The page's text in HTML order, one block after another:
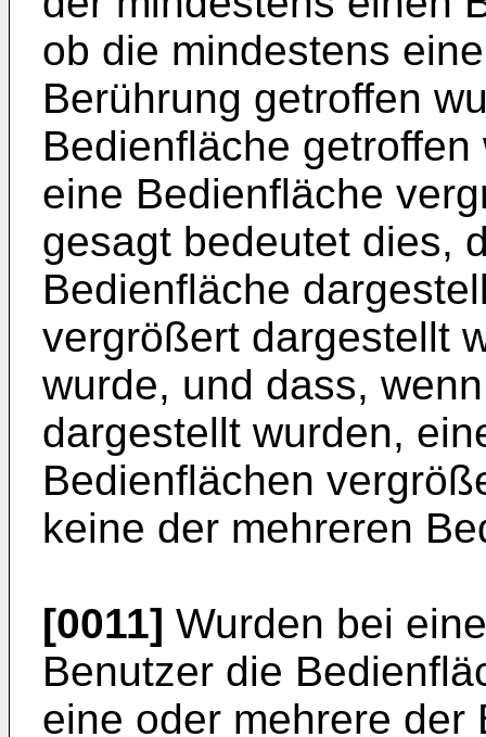
ob die mindestens
Berührung getroffen
Bedienfläche
eine Bedienfläche
gesagt bedeutet dies,
Bedienfläche
vergrößert dargestellt
wurde, und dass,
dargestellt wurden,
Bedienflächen
keine der mehreren
[0011] Wurden bei
Benutzer die
eine oder mehrere